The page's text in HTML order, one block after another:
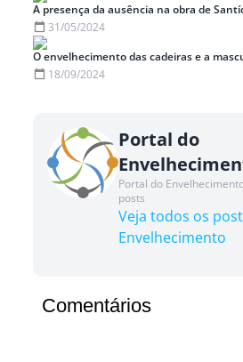
A presença da ausência na obra de
31/05/2024
O envelhecimento das cadeiras e a
18/09/2024
Portal do
Portal do
posts
Veja todos os
Envelhecimento
Comentários